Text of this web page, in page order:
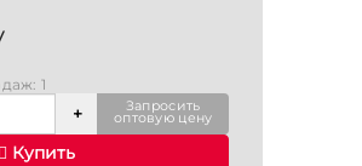
1
Запросить
оптовую цену
Купить